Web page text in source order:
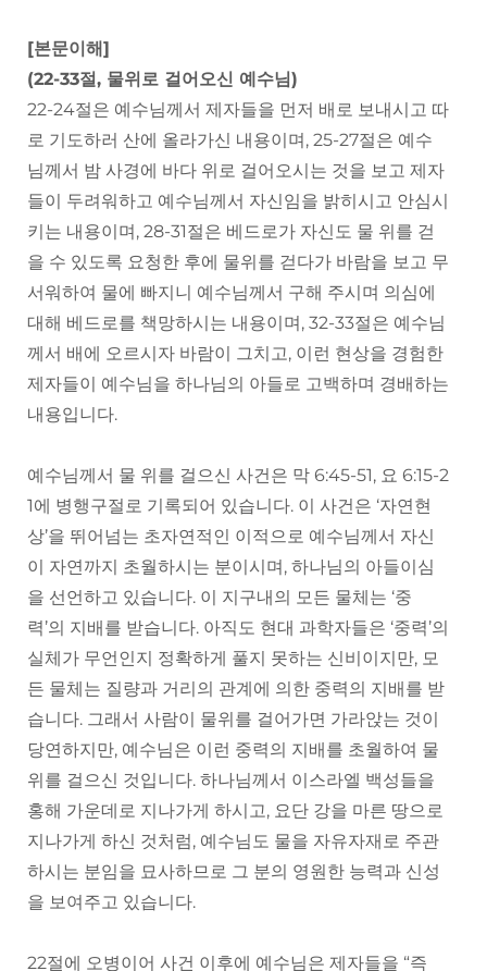
[본문이해]
(22-33절, 물위로 걸어오신 예수님)
22-24절은 예수님께서 제자들을 먼저 배로 보내시고 따
로 기도하러 산에 올라가신 내용이며, 25-27절은 예수
님께서 밤 사경에 바다 위로 걸어오시는 것을 보고 제자
들이 두려워하고 예수님께서 자신임을 밝히시고 안심시
키는 내용이며, 28-31절은 베드로가 자신도 물 위를 걷
을 수 있도록 요청한 후에 물위를 걷다가 바람을 보고 무
서워하여 물에 빠지니 예수님께서 구해 주시며 의심에
대해 베드로를 책망하시는 내용이며, 32-33절은 예수님
께서 배에 오르시자 바람이 그치고, 이런 현상을 경험한
제자들이 예수님을 하나님의 아들로 고백하며 경배하는
내용입니다.
예수님께서 물 위를 걸으신 사건은 막 6:45-51, 요 6:15-2
1에 병행구절로 기록되어 있습니다. 이 사건은 ‘자연현
상’을 뛰어넘는 초자연적인 이적으로 예수님께서 자신
이 자연까지 초월하시는 분이시며, 하나님의 아들이심
을 선언하고 있습니다. 이 지구내의 모든 물체는 ‘중
력’의 지배를 받습니다. 아직도 현대 과학자들은 ‘중력’의
실체가 무언인지 정확하게 풀지 못하는 신비이지만, 모
든 물체는 질량과 거리의 관계에 의한 중력의 지배를 받
습니다. 그래서 사람이 물위를 걸어가면 가라앉는 것이
당연하지만, 예수님은 이런 중력의 지배를 초월하여 물
위를 걸으신 것입니다. 하나님께서 이스라엘 백성들을
홍해 가운데로 지나가게 하시고, 요단 강을 마른 땅으로
지나가게 하신 것처럼, 예수님도 물을 자유자재로 주관
하시는 분임을 묘사하므로 그 분의 영원한 능력과 신성
을 보여주고 있습니다.
22절에 오병이어 사건 이후에 예수님은 제자들을 “즉